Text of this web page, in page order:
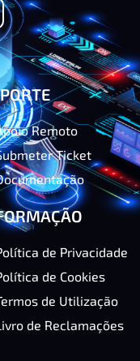
Remoto
Ticket
de Privacidade
de Cookies
de Utilização
de Reclamações